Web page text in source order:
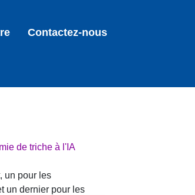
Contactez-nous
de triche à l'IA
un pour les
un dernier pour les